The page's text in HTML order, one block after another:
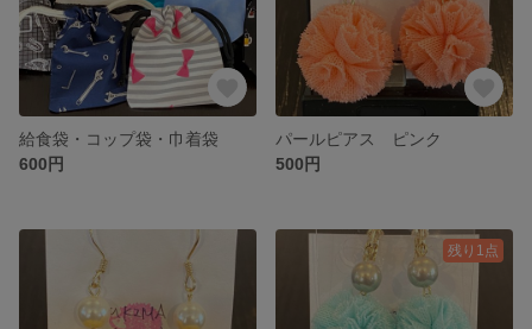
給食袋・コップ袋・巾着袋
600円
パールピアス ピンク
500円
残り1点